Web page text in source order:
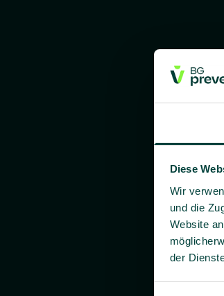
Diese
Wir
und die
Website
der